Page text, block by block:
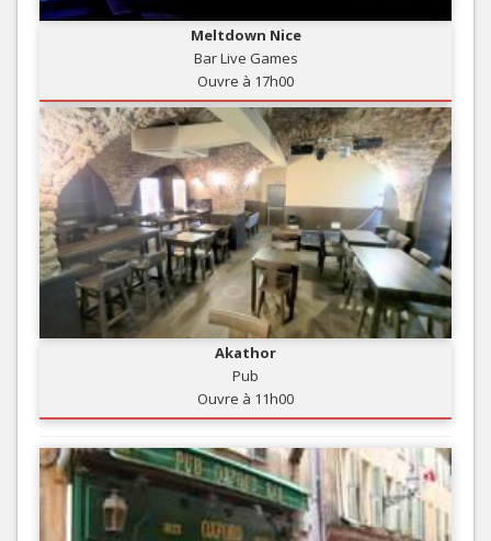
Meltdown Nice
Bar Live Games
Ouvre à 17h00
Akathor
Pub
Ouvre à 11h00